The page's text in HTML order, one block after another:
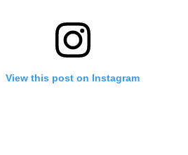
View this post on Instagram